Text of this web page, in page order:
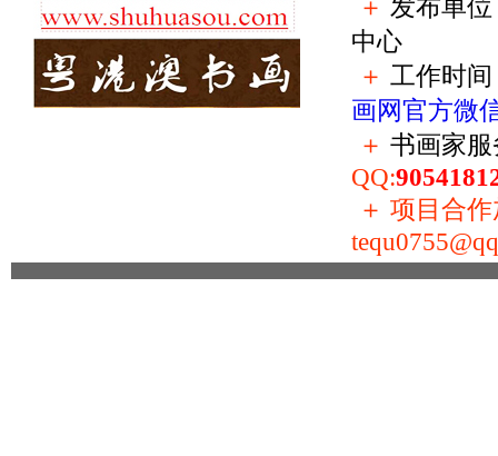
＋ 发布单
中心
＋ 工作时
画网官方微
＋ 书画家
QQ:
＋ 项目合作